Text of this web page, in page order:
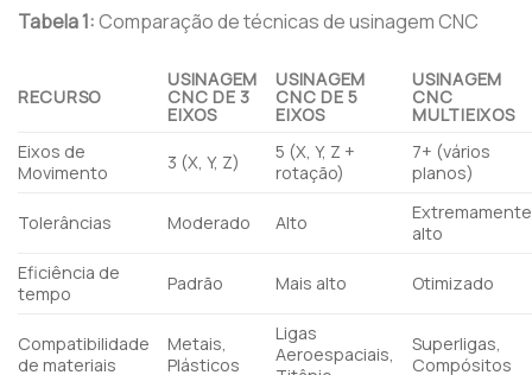
Tabela 1:Comparação de técnicas de usinagem CNC
RECURSO
USINAGEM
CNC DE 3
EIXOS
USINAGEM
CNC DE 5
EIXOS
USINAGEM
CNC
MULTIEIXOS
Eixos de
Movimento
3 (X, Y, Z)
5 (X, Y, Z +
rotação)
7+ (vários
planos)
Tolerâncias Moderado Alto
Extremamente
alto
Eficiência de
tempo
Padrão Mais alto Otimizado
Compatibilidade
de materiais
Metais,
Plásticos
Ligas
Aeroespaciais,
Superligas,
Compósitos